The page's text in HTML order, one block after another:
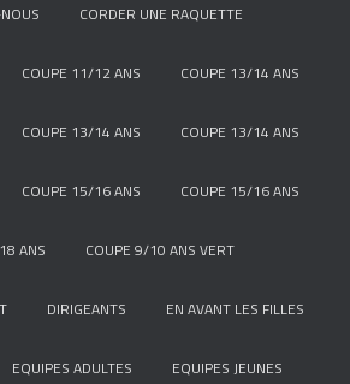
CORDER UNE RAQUETTE
COUPE 11/12 ANS COUPE 13/14 ANS
COUPE 13/14 ANS COUPE 13/14 ANS
COUPE 15/16 ANS COUPE 15/16 ANS
ANS COUPE 9/10 ANS VERT
DIRIGEANTS EN AVANT LES FILLES
EQUIPES ADULTES EQUIPES JEUNES